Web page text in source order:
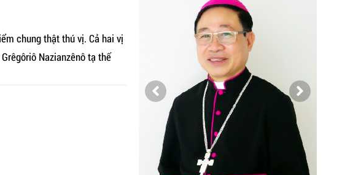
chung thật thú vị. Cả hai vị
Nazianzênô tạ thế